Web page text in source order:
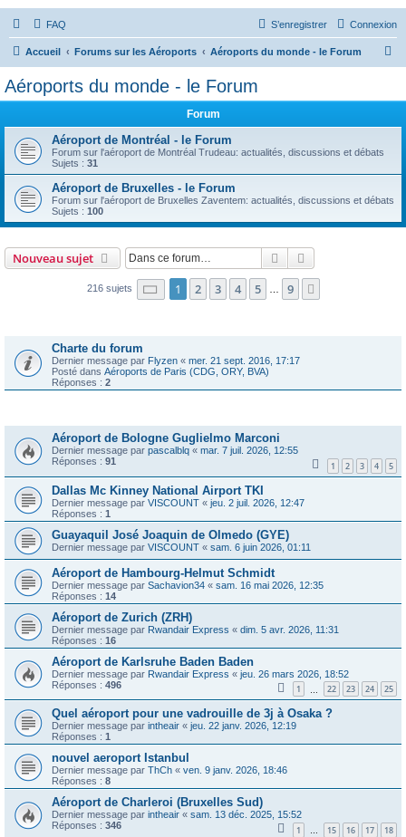
FAQ Connexion
S’enregistrer
Accueil Forums sur les Aéroports Aéroports du monde - le Forum
e
Aéroports du monde - le Forum
Forum
Aéroport de Montréal - le Forum
Forum sur l'aéroport de Montréal Trudeau: actualités, discussions et débats
Sujets : 31
Aéroport de Bruxelles - le Forum
Forum sur l'aéroport de Bruxelles Zaventem: actualités, discussions et débats
Sujets : 100
Nouveau sujet Rechercher
216 sujets Page 1sur9
1 2 3 4 5 9
Charte du forum
Dernier message par Flyzen « mer. 21 sept. 2016, 17:17
Posté dans Aéroports de Paris (CDG, ORY, BVA)
Réponses : 2
Aéroport de Bologne Guglielmo Marconi
Dernier message par pascalblq « mar. 7 juil. 2026, 12:55
Réponses : 91 1 2 3 4 5
Dallas Mc Kinney National Airport TKI
Dernier message par VISCOUNT « jeu. 2 juil. 2026, 12:47
Réponses : 1
Guayaquil José Joaquin de Olmedo (GYE)
Dernier message par VISCOUNT « sam. 6 juin 2026, 01:11
Aéroport de Hambourg-Helmut Schmidt
Dernier message par Sachavion34 « sam. 16 mai 2026, 12:35
Réponses : 14
Aéroport de Zurich (ZRH)
Dernier message par Rwandair Express « dim. 5 avr. 2026, 11:31
Réponses : 16
Aéroport de Karlsruhe Baden Baden
Dernier message par Rwandair Express « jeu. 26 mars 2026, 18:52
Réponses : 496 1 22 23 24 25
Quel aéroport pour une vadrouille de 3j à Osaka ?
Dernier message par intheair « jeu. 22 janv. 2026, 12:19
Réponses : 1
nouvel aeroport Istanbul
Dernier message par ThCh « ven. 9 janv. 2026, 18:46
Réponses : 8
Aéroport de Charleroi (Bruxelles Sud)
Dernier message par intheair « sam. 13 déc. 2025, 15:52
Réponses : 346 1 … 15 16 17 18